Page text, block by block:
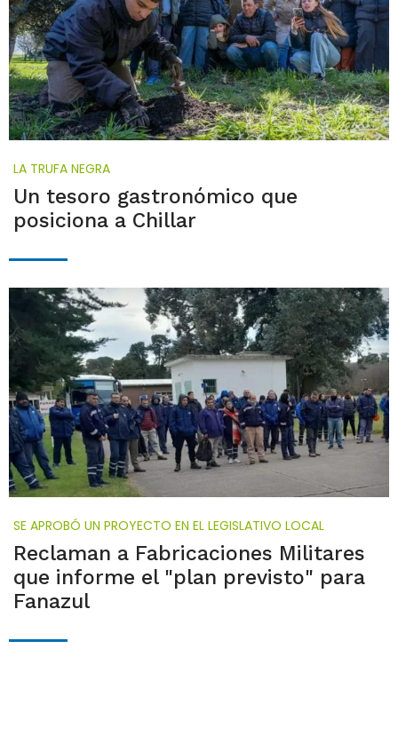
LA TRUFA NEGRA
Un tesoro gastronómico que
posiciona a Chillar
SE APROBÓ UN PROYECTO EN EL LEGISLATIVO LOCAL
Reclaman a Fabricaciones Militares
que informe el "plan previsto" para
Fanazul